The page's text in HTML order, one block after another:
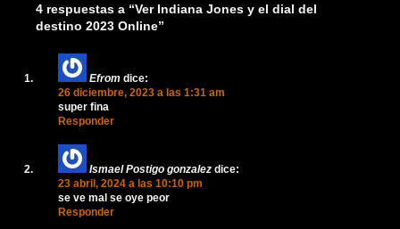
4 respuestas a “Ver Indiana Jones y el dial del
destino 2023 Online”
Efrom dice:
26 diciembre, 2023 a las 1:31 am
super fina
Responder
Ismael Postigo gonzalez dice:
23 abril, 2024 a las 10:10 pm
se ve mal se oye peor
Responder